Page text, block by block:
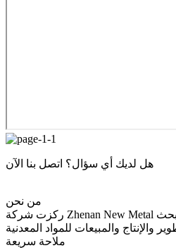
هل لديك أي سؤال؟ اتصل بنا الآن
من نحن
ركزت شركة Zhenan New Metal المحدودة دائمًا على البحث
ملاحة سريعة